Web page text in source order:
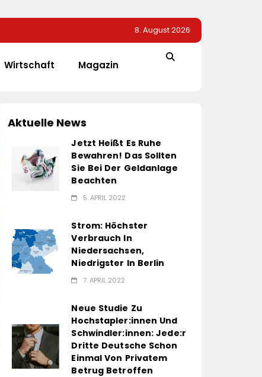
8. August 2026
Wirtschaft Magazin
Aktuelle News
Jetzt Heißt Es Ruhe
Bewahren! Das Sollten
Sie Bei Der Geldanlage
Beachten
5. APRIL 2022
Strom: Höchster
Verbrauch In
Niedersachsen,
Niedrigster In Berlin
7. APRIL 2022
Neue Studie Zu
Hochstapler:innen Und
Schwindler:innen: Jede:r
Dritte Deutsche Schon
Einmal Von Privatem
Betrug Betroffen